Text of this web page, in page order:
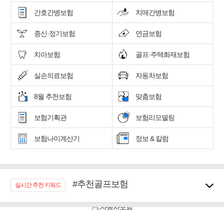
간호간병보험 치매간병보험
종신·정기보험 연금보험
치아보험 골프·주택화재보험
실손의료보험 자동차보험
8월 추천보험 맞춤보험
보험기획관 보험리모델링
보험나이계산기 정보 & 칼럼
실시간 추천 키워드
#추천골프보험
#노후대비 연금재테크!